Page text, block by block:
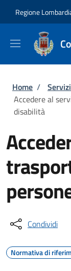
Regione
Briciole
Home /
Accedere al
disabilità
Condividi
Normativa di